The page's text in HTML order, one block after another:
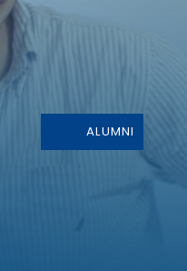
ALUMNI